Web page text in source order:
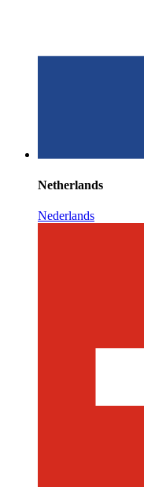
Netherlands
Nederlands